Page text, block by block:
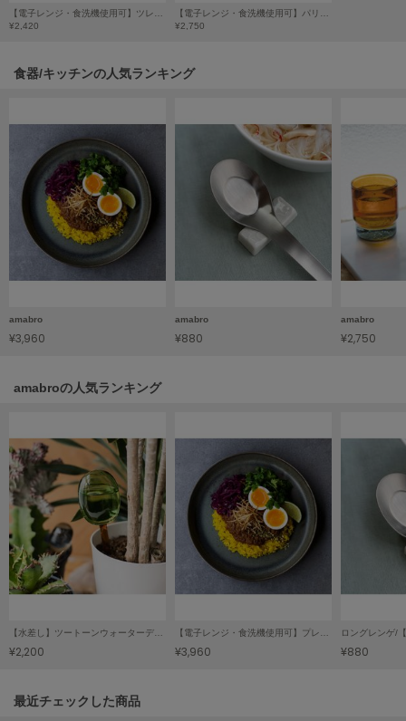
LILY BROWN Lingerie
リリーブラウンランジェリー
LITTLE UNION TOKYO
リトルユニオン トウキョウ
made of Organics
メイドオブオーガニクス
MICHU COQUETTE
ミチュ コケット
ミースロエ
ミーエスミーム
Mila Owen
ミラオーウェン
MOIGE
モワージュ
MUCHA
ミュシャ
¥2,420
¥2,750
食器/キッチンの人気ランキング
amabro
¥3,960
amabro
¥880
amabro
¥2,750
amabroの人気ランキング
【水差し】ツートーンウォーターディスペンサー/TWO TONE WATER DISPENSER(L)
¥2,200
【電子レンジ・食洗機使用可】プレート245/吉田 愛 カレー皿 「plate 245」(3Color)
¥3,960 ¥880
関連記事
最近チェックした商品